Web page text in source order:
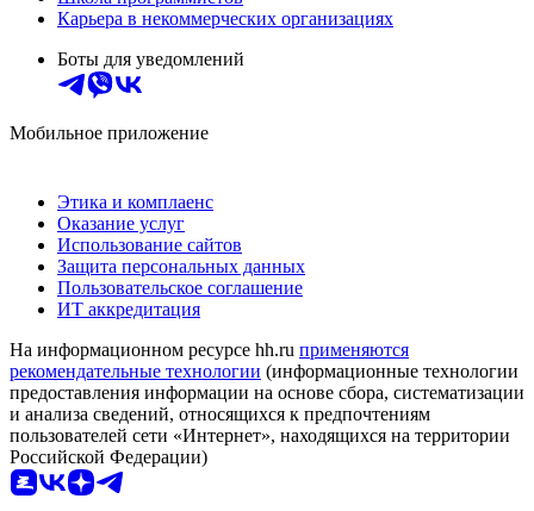
Карьера в некоммерческих организациях
Боты для уведомлений
Мобильное приложение
Этика и комплаенс
Оказание услуг
Использование сайтов
Защита персональных данных
Пользовательское соглашение
ИТ аккредитация
На информационном ресурсе hh.ru применяются
рекомендательные технологии (информационные технологии
предоставления информации на основе сбора, систематизации
и анализа сведений, относящихся к предпочтениям
пользователей сети «Интернет», находящихся на территории
Российской Федерации)